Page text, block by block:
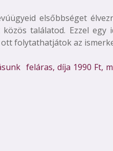
elsőbbséget
találatod. Ezzel
folytathatjátok az
feláras, díja 1990 Ft,